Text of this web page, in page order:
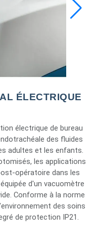
ÉLECTRIQUE
électrique de bureau
des fluides
adultes et les enfants.
les applications
opératoire dans les
d'un vacuomètre
Conforme à la norme
des soins
de protection IP21.